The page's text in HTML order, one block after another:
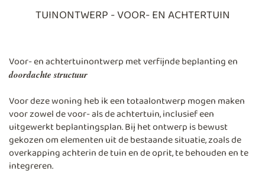
TUINONTWERP - VOOR- EN ACHTERTUIN
Voor- en achtertuinontwerp met verfijnde beplanting en
doordachte structuur
Voor deze woning heb ik een totaalontwerp mogen maken
voor zowel de voor- als de achtertuin, inclusief een
uitgewerkt beplantingsplan. Bij het ontwerp is bewust
gekozen om elementen uit de bestaande situatie, zoals de
overkapping achterin de tuin en de oprit, te behouden en te
integreren.